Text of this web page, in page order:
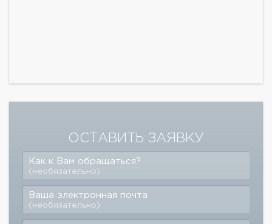
ОСТАВИТЬ ЗАЯВКУ
Как к Вам обращаться?
(необязательно)
Ваша электронная почта
(необязательно)